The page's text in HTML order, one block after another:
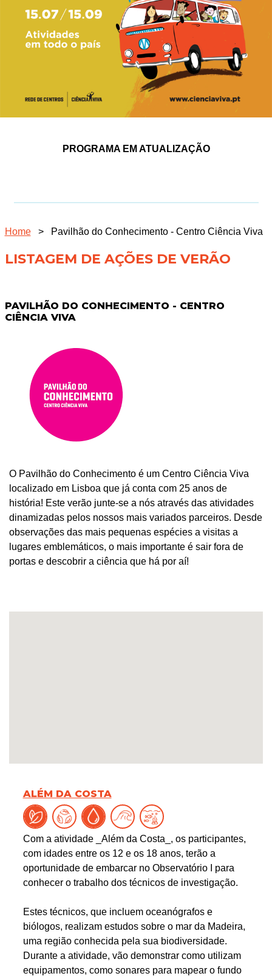
PROGRAMA EM ATUALIZAÇÃO
Home > Pavilhão do Conhecimento - Centro Ciência Viva
LISTAGEM DE AÇÕES DE VERÃO
PAVILHÃO DO CONHECIMENTO - CENTRO
CIÊNCIA VIVA
O Pavilhão do Conhecimento é um Centro Ciência Viva
localizado em Lisboa que já conta com 25 anos de
história! Este verão junte-se a nós através das atividades
dinamizadas pelos nossos mais variados parceiros. Desde
observações das mais pequenas espécies a visitas a
lugares emblemáticos, o mais importante é sair fora de
portas e descobrir a ciência que há por aí!
ALÉM DA COSTA
Com a atividade _Além da Costa_, os participantes,
com idades entre os 12 e os 18 anos, terão a
oportunidade de embarcar no Observatório I para
conhecer o trabalho dos técnicos de investigação.
Estes técnicos, que incluem oceanógrafos e
biólogos, realizam estudos sobre o mar da Madeira,
uma região conhecida pela sua biodiversidade.
Durante a atividade, vão demonstrar como utilizam
equipamentos, como sonares para mapear o fundo